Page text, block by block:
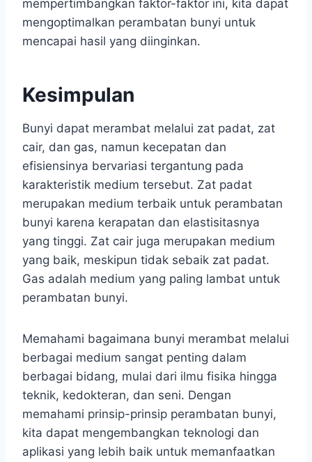
mempertimbangkan faktor-faktor ini, kita dapat
mengoptimalkan perambatan bunyi untuk
mencapai hasil yang diinginkan.
Kesimpulan
Bunyi dapat merambat melalui zat padat, zat
cair, dan gas, namun kecepatan dan
efisiensinya bervariasi tergantung pada
karakteristik medium tersebut. Zat padat
merupakan medium terbaik untuk perambatan
bunyi karena kerapatan dan elastisitasnya
yang tinggi. Zat cair juga merupakan medium
yang baik, meskipun tidak sebaik zat padat.
Gas adalah medium yang paling lambat untuk
perambatan bunyi.
Memahami bagaimana bunyi merambat melalui
berbagai medium sangat penting dalam
berbagai bidang, mulai dari ilmu fisika hingga
teknik, kedokteran, dan seni. Dengan
memahami prinsip-prinsip perambatan bunyi,
kita dapat mengembangkan teknologi dan
aplikasi yang lebih baik untuk memanfaatkan